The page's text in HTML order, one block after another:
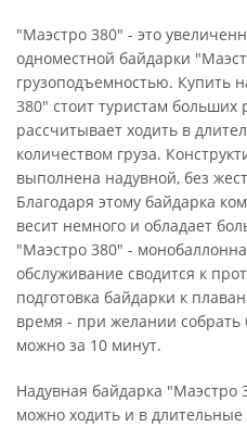
"Маэстро 380" - это
одноместной байдарки
грузоподъемностью. Купить
380" стоит туристам больших
рассчитывает ходить в
количеством груза.
выполнена надувной, без
Благодаря этому байдарка
весит немного и обладает
"Маэстро 380" -
обслуживание сводится к
подготовка байдарки к
время - при желании собрать
можно за 10 минут.
Надувная байдарка "Маэстро
можно ходить и в